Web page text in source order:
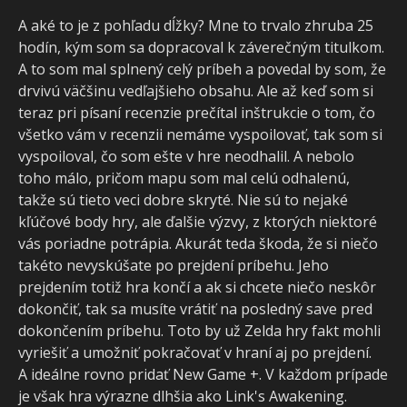
A aké to je z pohľadu dĺžky? Mne to trvalo zhruba 25
hodín, kým som sa dopracoval k záverečným titulkom.
A to som mal splnený celý príbeh a povedal by som, že
drvivú väčšinu vedľajšieho obsahu. Ale až keď som si
teraz pri písaní recenzie prečítal inštrukcie o tom, čo
všetko vám v recenzii nemáme vyspoilovať, tak som si
vyspoiloval, čo som ešte v hre neodhalil. A nebolo
toho málo, pričom mapu som mal celú odhalenú,
takže sú tieto veci dobre skryté. Nie sú to nejaké
kľúčové body hry, ale ďalšie výzvy, z ktorých niektoré
vás poriadne potrápia. Akurát teda škoda, že si niečo
takéto nevyskúšate po prejdení príbehu. Jeho
prejdením totiž hra končí a ak si chcete niečo neskôr
dokončiť, tak sa musíte vrátiť na posledný save pred
dokončením príbehu. Toto by už Zelda hry fakt mohli
vyriešiť a umožniť pokračovať v hraní aj po prejdení.
A ideálne rovno pridať New Game +. V každom prípade
je však hra výrazne dlhšia ako Link's Awakening.